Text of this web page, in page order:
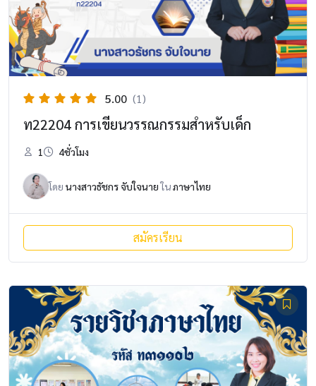
5.00 (1)
ท22204 การเขียนวรรณกรรมสำหรับเด็ก
1 4ชั่วโมง
โดย นางสาวธัชกร จับใจนายในภาษาไทย
สมัครเรียน